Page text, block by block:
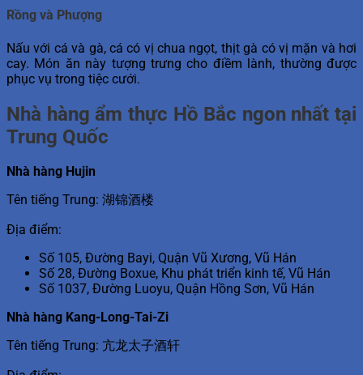
Rồng và Phượng
Nấu với cá và gà, cá có vị chua ngọt, thịt gà có vị mặn và hơi
cay. Món ăn này tượng trưng cho điềm lành, thường được
phục vụ trong tiệc cưới.
Nhà hàng ẩm thực Hồ Bắc ngon nhất tại
Trung Quốc
Nhà hàng Hujin
Tên tiếng Trung: 湖锦酒楼
Địa điểm:
Số 105, Đường Bayi, Quận Vũ Xương, Vũ Hán
Số 28, Đường Boxue, Khu phát triển kinh tế, Vũ Hán
Số 1037, Đường Luoyu, Quận Hồng Sơn, Vũ Hán
Nhà hàng Kang-Long-Tai-Zi
Tên tiếng Trung: 亢龙太子酒轩